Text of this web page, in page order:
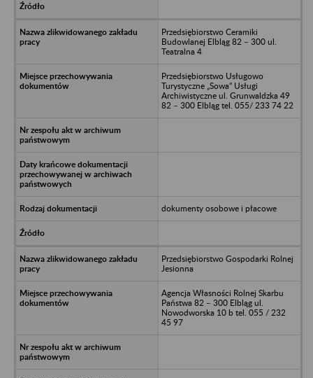
Przedsiębiorstwo Ceramiki
Budowlanej Elbląg 82 – 300 ul.
Teatralna 4
Przedsiębiorstwo Usługowo
Turystyczne „Sowa” Usługi
Archiwistyczne ul. Grunwaldzka 49
82 – 300 Elbląg tel. 055/ 233 74 22
dokumenty osobowe i płacowe
Przedsiębiorstwo Gospodarki Rolnej
Jesionna
Agencja Własności Rolnej Skarbu
Państwa 82 – 300 Elbląg ul.
Nowodworska 10 b tel. 055 / 232
45 97